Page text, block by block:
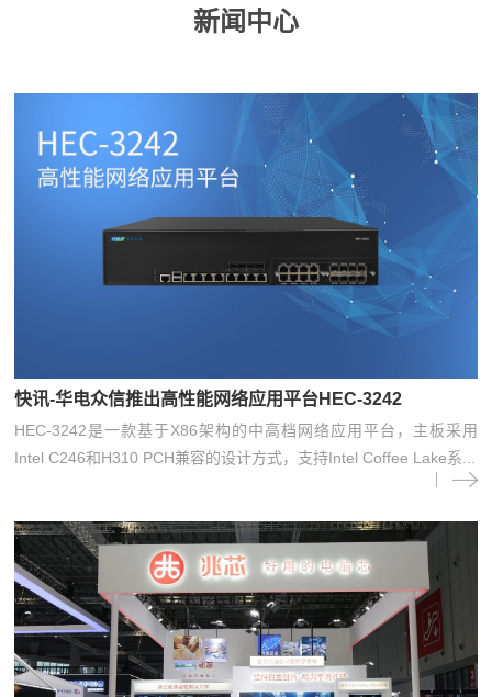
新闻中心
快讯-华电众信推出高性能网络应用平台HEC-3242
HEC-3242是一款基于X86架构的中高档网络应用平台，主板采用
Intel C246和H310 PCH兼容的设计方式，支持Intel Coffee Lake系...